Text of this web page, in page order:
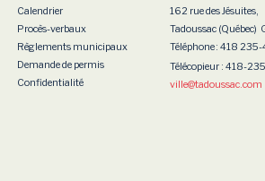
Calendrier
Procès-verbaux
Règlements municipaux
Demande de permis
Confidentialité
162 rue des Jésuites,
Tadoussac (Québec)
Téléphone: 418
Télécopieur : 418-
ville@tadoussac.com